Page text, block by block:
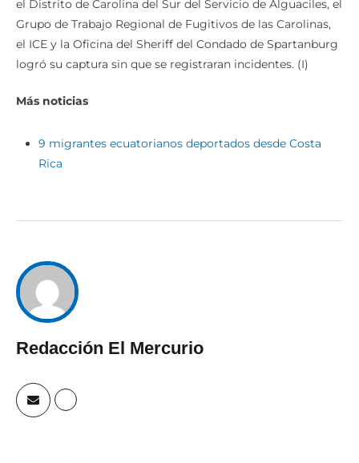
el Distrito de Carolina del Sur del Servicio de Alguaciles, el
Grupo de Trabajo Regional de Fugitivos de las Carolinas,
el ICE y la Oficina del Sheriff del Condado de Spartanburg
logró su captura sin que se registraran incidentes. (I)
Más noticias
9 migrantes ecuatorianos deportados desde Costa
Rica
Redacción El Mercurio